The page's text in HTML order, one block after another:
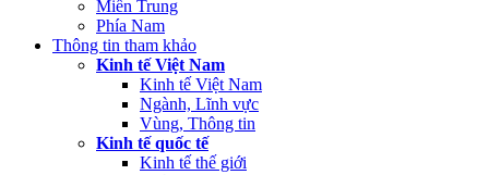
Miền Trung
Phía Nam
Thông tin tham khảo
Kinh tế Việt Nam
Kinh tế Việt Nam
Ngành, Lĩnh vực
Vùng, Thông tin
Kinh tế quốc tế
Kinh tế thế giới